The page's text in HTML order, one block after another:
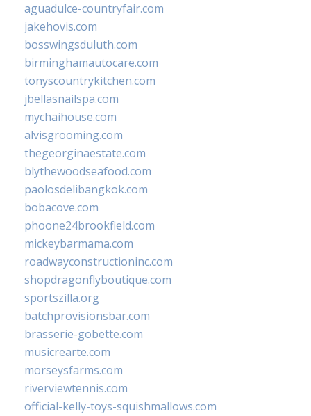
aguadulce-countryfair.com
jakehovis.com
bosswingsduluth.com
birminghamautocare.com
tonyscountrykitchen.com
jbellasnailspa.com
mychaihouse.com
alvisgrooming.com
thegeorginaestate.com
blythewoodseafood.com
paolosdelibangkok.com
bobacove.com
phoone24brookfield.com
mickeybarmama.com
roadwayconstructioninc.com
shopdragonflyboutique.com
sportszilla.org
batchprovisionsbar.com
brasserie-gobette.com
musicrearte.com
morseysfarms.com
riverviewtennis.com
official-kelly-toys-squishmallows.com